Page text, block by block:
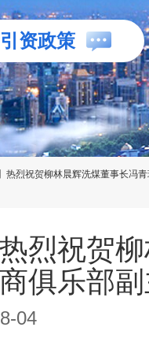
资政策
热烈祝贺柳林晨辉洗煤董事长冯
热烈祝贺
俱乐部
04